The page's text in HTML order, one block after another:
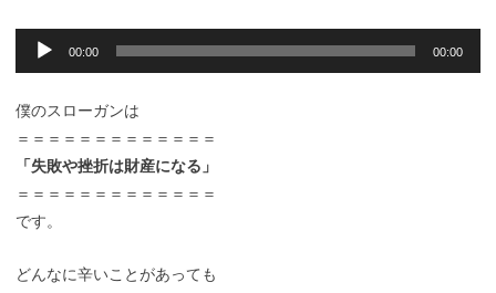
レ
ヤ
00:00 00:00
僕のスローガンは
＝＝＝＝＝＝＝＝＝＝＝＝＝
「失敗や挫折は財産になる」
＝＝＝＝＝＝＝＝＝＝＝＝＝
です。
どんなに辛いことがあっても